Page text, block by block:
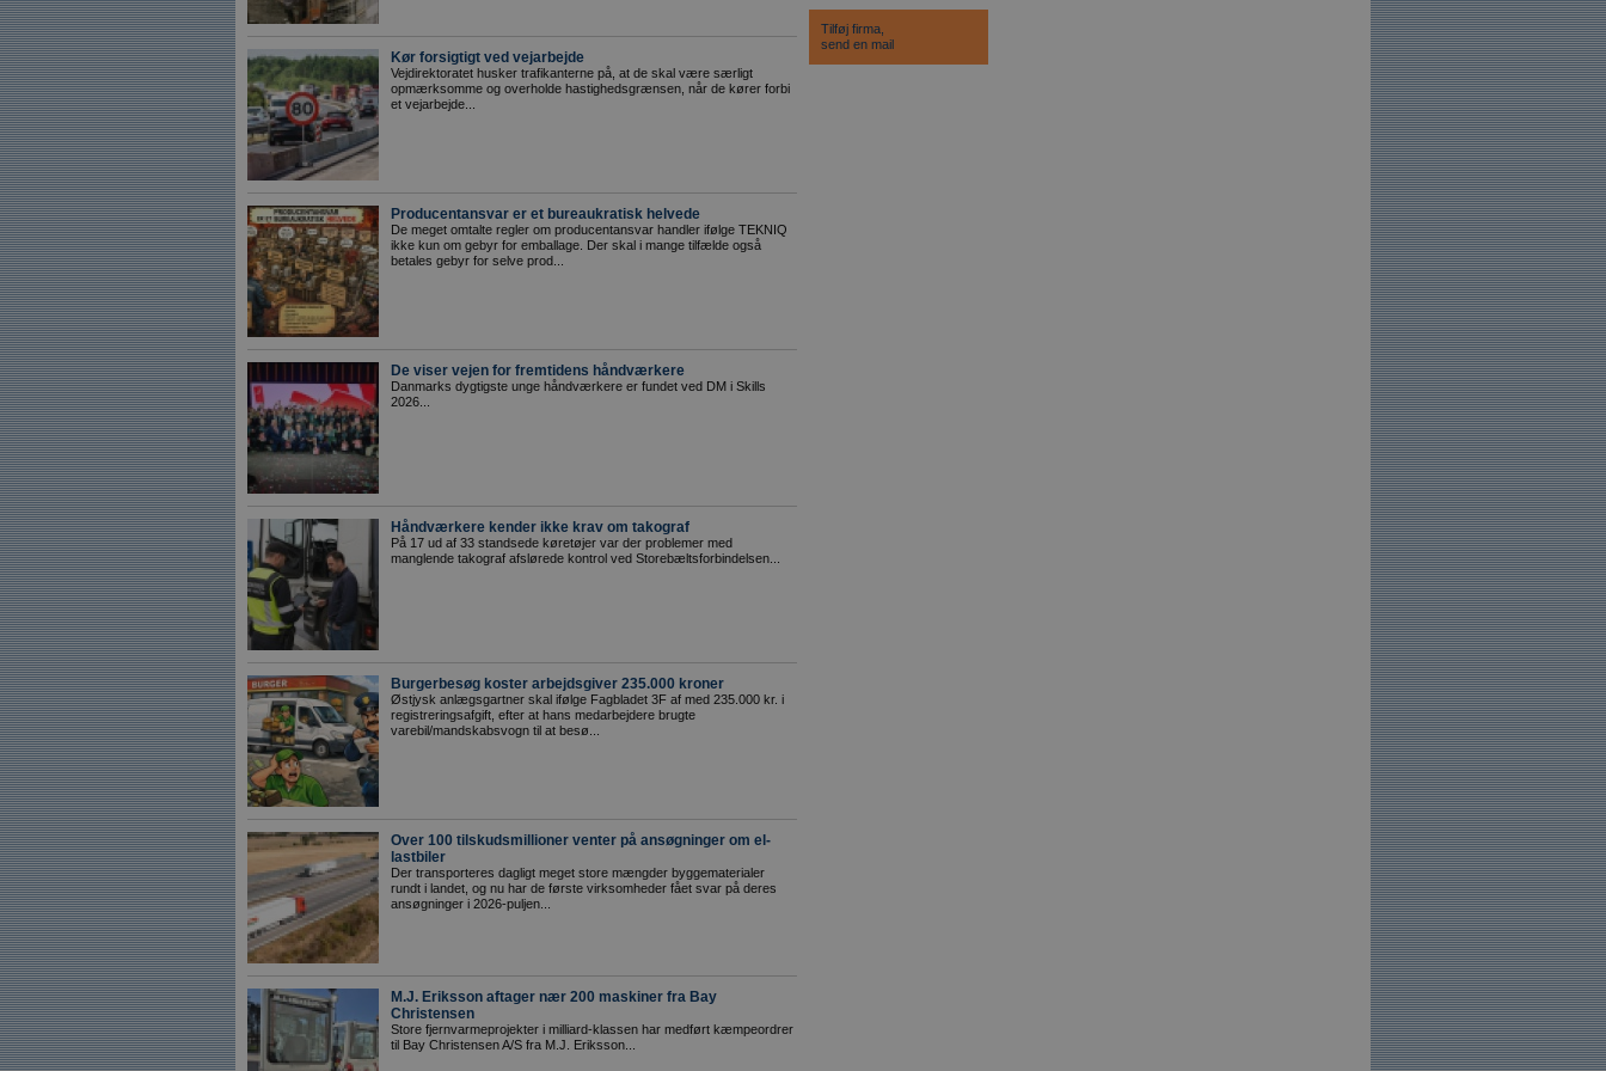
Kør forsigtigt ved vejarbejde
Vejdirektoratet husker trafikanterne på, at de skal være særligt
opmærksomme og overholde hastighedsgrænsen, når de kører forbi
et vejarbejde...
Producentansvar er et bureaukratisk helvede
De meget omtalte regler om producentansvar handler ifølge TEKNIQ
ikke kun om gebyr for emballage. Der skal i mange tilfælde også
betales gebyr for selve prod...
De viser vejen for fremtidens håndværkere
Danmarks dygtigste unge håndværkere er fundet ved DM i Skills
2026...
Håndværkere kender ikke krav om takograf
På 17 ud af 33 standsede køretøjer var der problemer med
manglende takograf afslørede kontrol ved Storebæltsforbindelsen...
Burgerbesøg koster arbejdsgiver 235.000 kroner
Østjysk anlægsgartner skal ifølge Fagbladet 3F af med 235.000 kr. i
registreringsafgift, efter at hans medarbejdere brugte
varebil/mandskabsvogn til at besø...
Over 100 tilskudsmillioner venter på ansøgninger om el-
lastbiler
Der transporteres dagligt meget store mængder byggematerialer
rundt i landet, og nu har de første virksomheder fået svar på deres
ansøgninger i 2026-puljen...
M.J. Eriksson aftager nær 200 maskiner fra Bay
Christensen
Store fjernvarmeprojekter i milliard-klassen har medført kæmpeordrer
til Bay Christensen A/S fra M.J. Eriksson...
Tilføj firma,
send en mail